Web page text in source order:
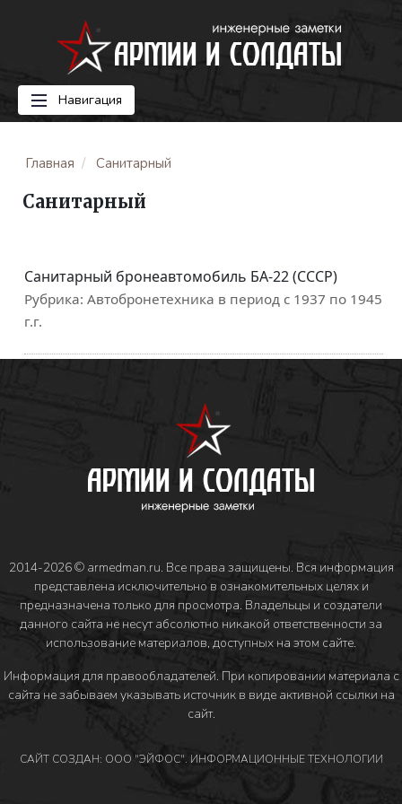
Навигация
Главная Санитарный
Санитарный
Санитарный бронеавтомобиль БА-22 (СССР)
Рубрика:Автобронетехника в период с 1937 по 1945
г.г.
2014-2026 © armedman.ru. Все права защищены. Вся информация
представлена исключительно в ознакомительных целях и
предназначена только для просмотра. Владельцы и создатели
данного сайта не несут абсолютно никакой ответственности за
использование материалов, доступных на этом сайте.
Информация для правообладателей. При копировании материала с
сайта не забываем указывать источник в виде активной ссылки на
сайт.
САЙТ СОЗДАН: ООО "ЭЙФОС". ИНФОРМАЦИОННЫЕ ТЕХНОЛОГИИ